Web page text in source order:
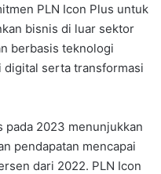
PLN Icon Plus untuk
bisnis di luar sektor
berbasis teknologi
digital serta transformasi
pada 2023 menunjukkan
pendapatan mencapai
dari 2022. PLN Icon